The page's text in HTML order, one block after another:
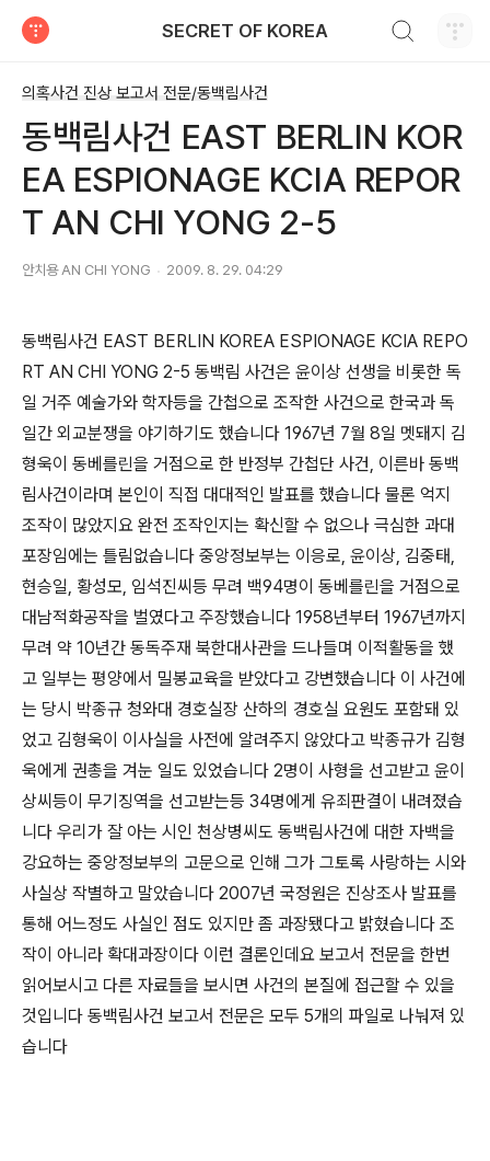
SECRET OF KOREA
의혹사건 진상 보고서 전문/동백림사건
동백림사건 EAST BERLIN KOR
EA ESPIONAGE KCIA REPOR
T AN CHI YONG 2-5
안치용 AN CHI YONG 2009. 8. 29. 04:29
동백림사건 EAST BERLIN KOREA ESPIONAGE KCIA REPO
RT AN CHI YONG 2-5 동백림 사건은 윤이상 선생을 비롯한 독
일 거주 예술가와 학자등을 간첩으로 조작한 사건으로 한국과 독
일간 외교분쟁을 야기하기도 했습니다 1967년 7월 8일 멧돼지 김
형욱이 동베를린을 거점으로 한 반정부 간첩단 사건, 이른바 동백
림사건이라며 본인이 직접 대대적인 발표를 했습니다 물론 억지
조작이 많았지요 완전 조작인지는 확신할 수 없으나 극심한 과대
포장임에는 틀림없습니다 중앙정보부는 이응로, 윤이상, 김중태,
현승일, 황성모, 임석진씨등 무려 백94명이 동베를린을 거점으로
대남적화공작을 벌였다고 주장했습니다 1958년부터 1967년까지
무려 약 10년간 동독주재 북한대사관을 드나들며 이적활동을 했
고 일부는 평양에서 밀봉교육을 받았다고 강변했습니다 이 사건에
는 당시 박종규 청와대 경호실장 산하의 경호실 요원도 포함돼 있
었고 김형욱이 이사실을 사전에 알려주지 않았다고 박종규가 김형
욱에게 권총을 겨눈 일도 있었습니다 2명이 사형을 선고받고 윤이
상씨등이 무기징역을 선고받는등 34명에게 유죄판결이 내려졌습
니다 우리가 잘 아는 시인 천상병씨도 동백림사건에 대한 자백을
강요하는 중앙정보부의 고문으로 인해 그가 그토록 사랑하는 시와
사실상 작별하고 말았습니다 2007년 국정원은 진상조사 발표를
통해 어느정도 사실인 점도 있지만 좀 과장됐다고 밝혔습니다 조
작이 아니라 확대과장이다 이런 결론인데요 보고서 전문을 한번
읽어보시고 다른 자료들을 보시면 사건의 본질에 접근할 수 있을
것입니다 동백림사건 보고서 전문은 모두 5개의 파일로 나눠져 있
습니다